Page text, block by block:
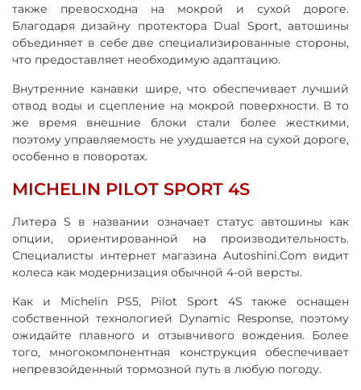
также превосходна на мокрой и сухой дороге.
Благодаря дизайну протектора Dual Sport, автошины
объединяет в себе две специализированные стороны,
что предоставляет необходимую адаптацию.
Внутренние канавки шире, что обеспечивает лучший
отвод воды и сцепление на мокрой поверхности. В то
же время внешние блоки стали более жесткими,
поэтому управляемость не ухудшается на сухой дороге,
особенно в поворотах.
MICHELIN PILOT SPORT 4S
Литера S в названии означает статус автошины как
опции, ориентированной на производительность.
Специалисты интернет магазина Autoshini.Com видит
колеса как модернизация обычной 4-ой версты.
Как и Michelin PS5, Pilot Sport 4S также оснащен
собственной технологией Dynamic Response, поэтому
ожидайте плавного и отзывчивого вождения. Более
того, многокомпонентная конструкция обеспечивает
непревзойденный тормозной путь в любую погоду.